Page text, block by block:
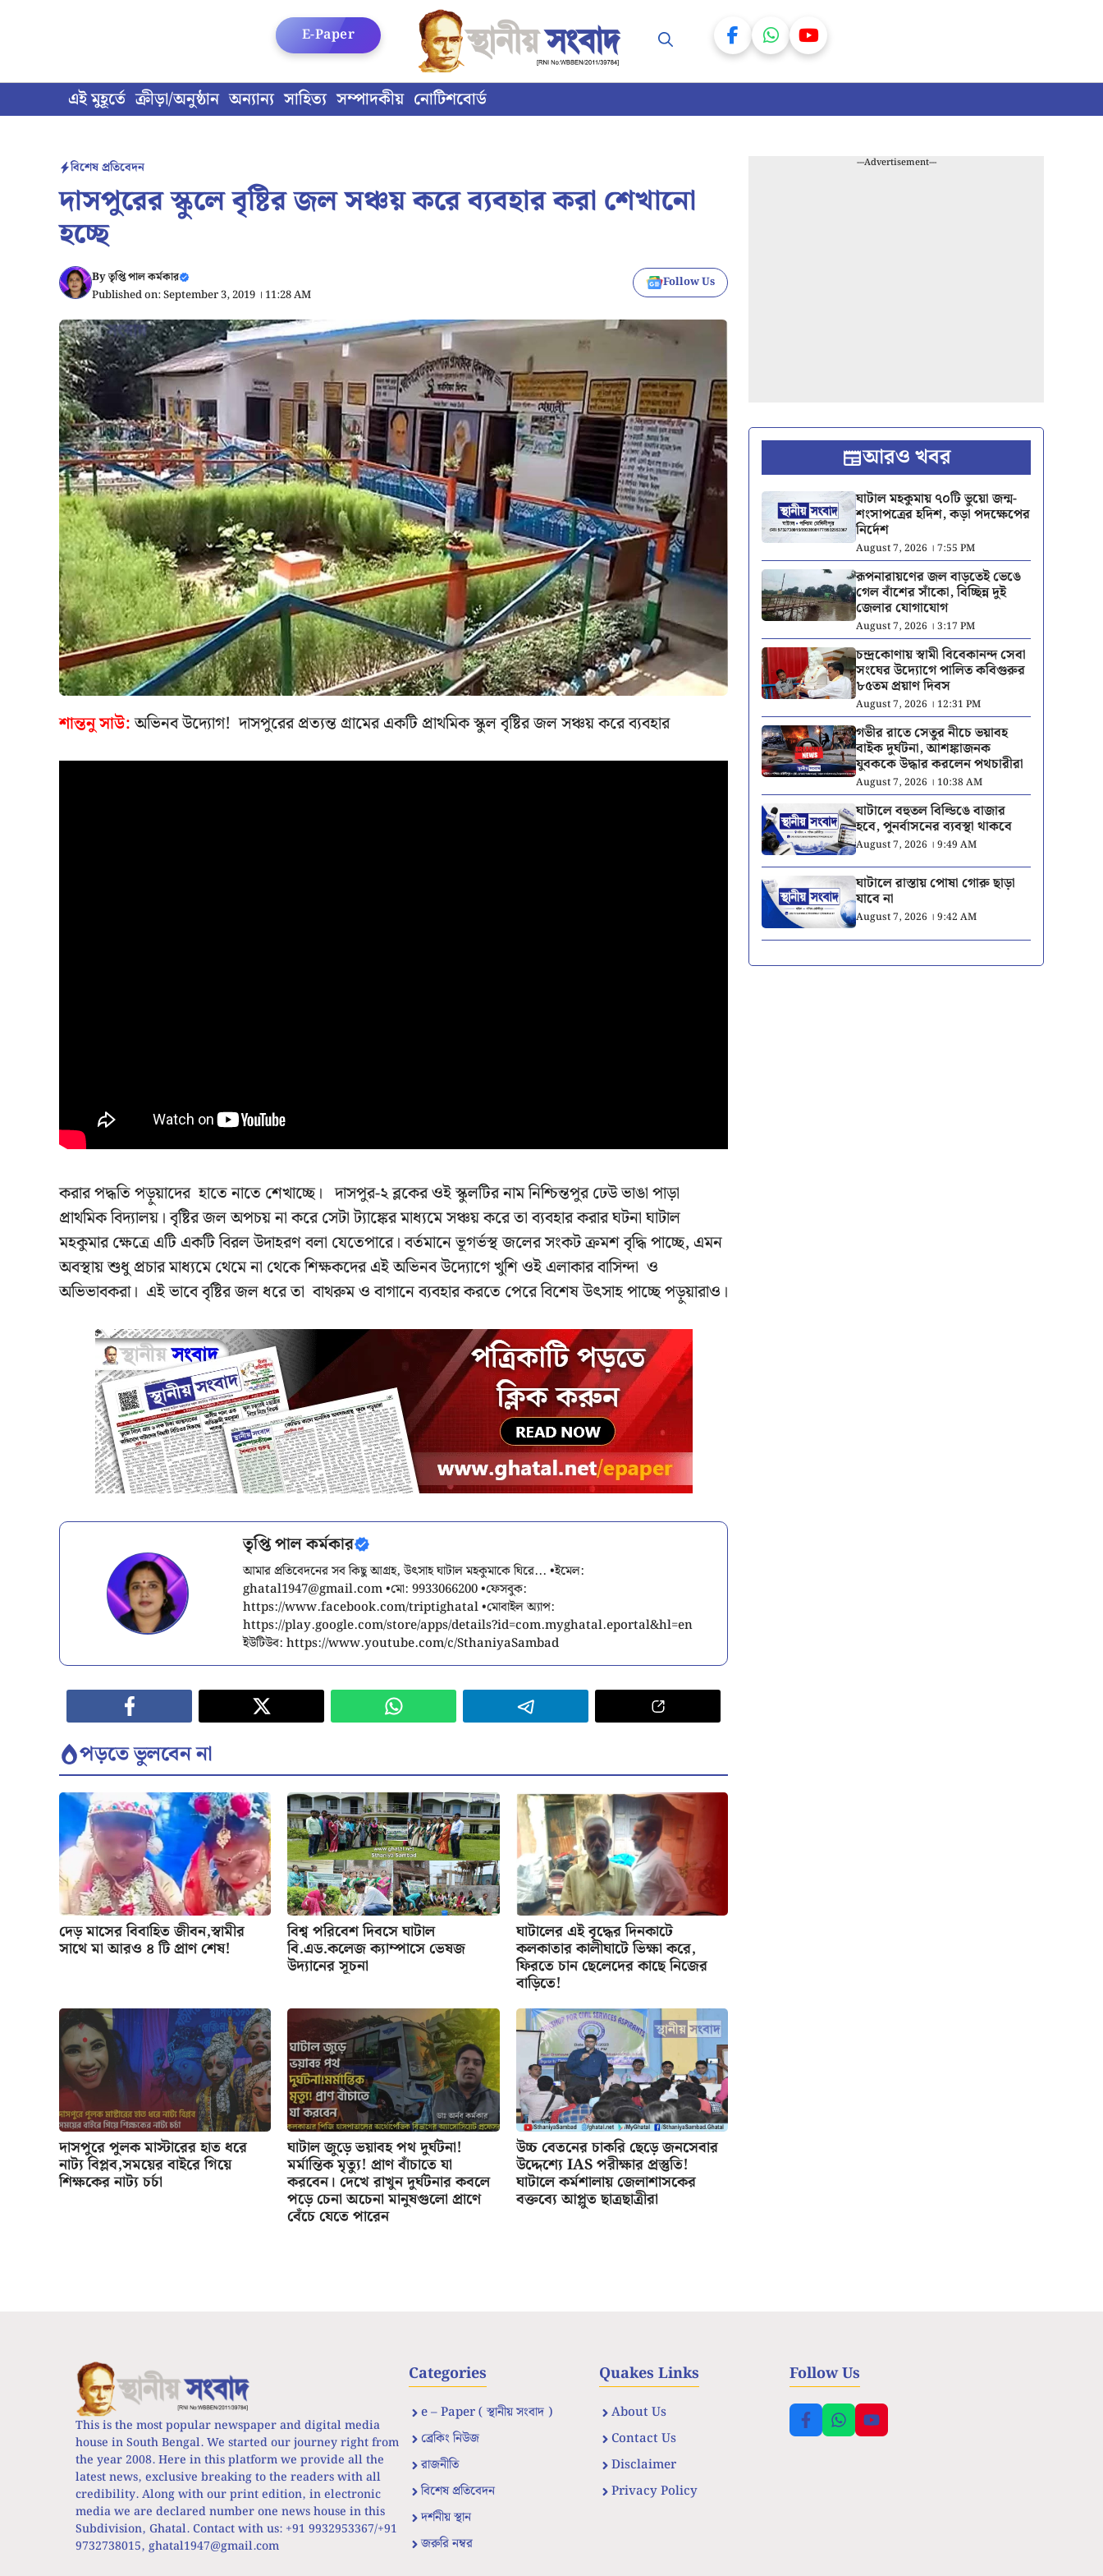
এই মুহূর্তে ক্রীড়া/অনুষ্ঠান অন্যান্য সাহিত্য সম্পাদকীয় নোটিশবোর্ড
E-Paper
বিশেষ প্রতিবেদন
দাসপুরের স্কুলে বৃষ্টির জল সঞ্চয় করে ব্যবহার করা শেখানো
হচ্ছে
Byতৃপ্তি পাল কর্মকার
Published on: September 3, 2019 । 11:28 AM
Follow Us
শান্তনু সাউ:অভিনব উদ্যোগ! দাসপুরের প্রত্যন্ত গ্রামের একটি প্রাথমিক স্কুল বৃষ্টির জল সঞ্চয় করে ব্যবহার
করার পদ্ধতি পড়ুয়াদের হাতে নাতে শেখাচ্ছে। দাসপুর-২ ব্লকের ওই স্কুলটির নাম নিশ্চিন্তপুর ঢেউ ভাঙা পাড়া
প্রাথমিক বিদ্যালয়। বৃষ্টির জল অপচয় না করে সেটা ট্যাঙ্কের মাধ্যমে সঞ্চয় করে তা ব্যবহার করার ঘটনা ঘাটাল
মহকুমার ক্ষেত্রে এটি একটি বিরল উদাহরণ বলা যেতেপারে। বর্তমানে ভূগর্ভস্থ জলের সংকট ক্রমশ বৃদ্ধি পাচ্ছে, এমন
অবস্থায় শুধু প্রচার মাধ্যমে থেমে না থেকে শিক্ষকদের এই অভিনব উদ্যোগে খুশি ওই এলাকার বাসিন্দা ও
অভিভাবকরা। এই ভাবে বৃষ্টির জল ধরে তা বাথরুম ও বাগানে ব্যবহার করতে পেরে বিশেষ উৎসাহ পাচ্ছে পড়ুয়ারাও।
তৃপ্তি পাল কর্মকার
আমার প্রতিবেদনের সব কিছু আগ্রহ, উৎসাহ ঘাটাল মহকুমাকে ঘিরে... •ইমেল:
ghatal1947@gmail.com•মো: 9933066200 •ফেসবুক:
https://www.facebook.com/triptighatal •মোবাইল অ্যাপ:
https://play.google.com/store/apps/details?id=com.myghatal.eportal&hl=en
ইউটিউব: https://www.youtube.com/c/SthaniyaSambad
পড়তে ভুলবেন না
দেড় মাসের বিবাহিত জীবন,স্বামীর
সাথে মা আরও ৪ টি প্রাণ শেষ!
বিশ্ব পরিবেশ দিবসে ঘাটাল
বি.এড.কলেজ ক্যাম্পাসে ভেষজ
উদ্যানের সূচনা
ঘাটালের এই বৃদ্ধের দিনকাটে
কলকাতার কালীঘাটে ভিক্ষা করে,
ফিরতে চান ছেলেদের কাছে নিজের
বাড়িতে!
দাসপুরে পুলক মাস্টারের হাত ধরে
নাট্য বিপ্লব,সময়ের বাইরে গিয়ে
শিক্ষকের নাট্য চর্চা
ঘাটাল জুড়ে ভয়াবহ পথ দুর্ঘটনা!
মর্মান্তিক মৃত্যু! প্রাণ বাঁচাতে যা
করবেন। দেখে রাখুন দুর্ঘটনার কবলে
পড়ে চেনা অচেনা মানুষগুলো প্রাণে
বেঁচে যেতে পারেন
উচ্চ বেতনের চাকরি ছেড়ে জনসেবার
উদ্দেশ্যে IAS পরীক্ষার প্রস্তুতি!
ঘাটালে কর্মশালায় জেলাশাসকের
বক্তব্যে আপ্লুত ছাত্রছাত্রীরা
---Advertisement---
আরও খবর
ঘাটাল মহকুমায় ৭০টি ভুয়ো জন্ম-
শংসাপত্রের হদিশ, কড়া পদক্ষেপের
নির্দেশ
August 7, 2026 । 7:55 PM
রূপনারায়ণের জল বাড়তেই ভেঙে
গেল বাঁশের সাঁকো, বিচ্ছিন্ন দুই
জেলার যোগাযোগ
August 7, 2026 । 3:17 PM
চন্দ্রকোণায় স্বামী বিবেকানন্দ সেবা
সংঘের উদ্যোগে পালিত কবিগুরুর
৮৫তম প্রয়াণ দিবস
August 7, 2026 । 12:31 PM
গভীর রাতে সেতুর নীচে ভয়াবহ
বাইক দুর্ঘটনা, আশঙ্কাজনক
যুবককে উদ্ধার করলেন পথচারীরা
August 7, 2026 । 10:38 AM
ঘাটালে বহুতল বিল্ডিঙে বাজার
হবে, পুনর্বাসনের ব্যবস্থা থাকবে
August 7, 2026 । 9:49 AM
ঘাটালে রাস্তায় পোষা গোরু ছাড়া
যাবে না
August 7, 2026 । 9:42 AM
This is the most popular newspaper and digital media
house in South Bengal. We started our journey right from
the year 2008. Here in this platform we provide all the
latest news, exclusive breaking to the readers with all
credibility. Along with our print edition, in electronic
media we are declared number one news house in this
Subdivision, Ghatal. Contact with us: +91 9932953367/+91
9732738015, ghatal1947@gmail.com
Categories
e – Paper ( স্থানীয় সংবাদ )
ব্রেকিং নিউজ
রাজনীতি
বিশেষ প্রতিবেদন
দর্শনীয় স্থান
জরুরি নম্বর
Quakes Links
About Us
Contact Us
Disclaimer
Privacy Policy
Follow Us